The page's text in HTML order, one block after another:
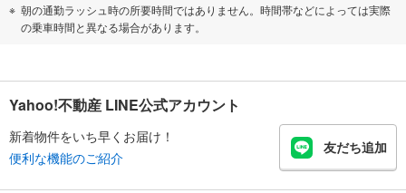
朝の通勤ラッシュ時の所要時間ではありません。時間帯などによっては実際
の乗車時間と異なる場合があります。
Yahoo!不動産 LINE公式アカウント
新着物件をいち早くお届け！
便利な機能のご紹介
友だち追加